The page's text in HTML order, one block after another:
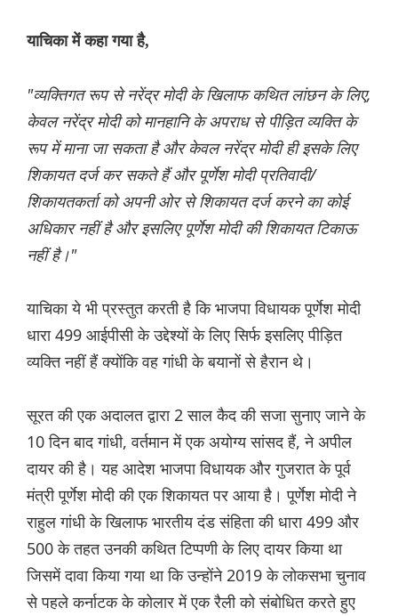
याचिका में कहा गया है,
"व्यक्तिगत रूप से नरेंद्र मोदी के खिलाफ कथित लांछन के लिए,
केवल नरेंद्र मोदी को मानहानि के अपराध से पीड़ित व्यक्ति के
रूप में माना जा सकता है और केवल नरेंद्र मोदी ही इसके लिए
शिकायत दर्ज कर सकते हैं और पूर्णेश मोदी प्रतिवादी/
शिकायतकर्ता को अपनी ओर से शिकायत दर्ज करने का कोई
अधिकार नहीं है और इसलिए पूर्णेश मोदी की शिकायत टिकाऊ
नहीं है।"
याचिका ये भी प्रस्तुत करती है कि भाजपा विधायक पूर्णेश मोदी
धारा 499 आईपीसी के उद्देश्यों के लिए सिर्फ इसलिए पीड़ित
व्यक्ति नहीं हैं क्योंकि वह गांधी के बयानों से हैरान थे।
सूरत की एक अदालत द्वारा 2 साल कैद की सजा सुनाए जाने के
10 दिन बाद गांधी, वर्तमान में एक अयोग्य सांसद हैं, ने अपील
दायर की है। यह आदेश भाजपा विधायक और गुजरात के पूर्व
मंत्री पूर्णेश मोदी की एक शिकायत पर आया है। पूर्णेश मोदी ने
राहुल गांधी के खिलाफ भारतीय दंड संहिता की धारा 499 और
500 के तहत उनकी कथित टिप्पणी के लिए दायर किया था
जिसमें दावा किया गया था कि उन्होंने 2019 के लोकसभा चुनाव
से पहले कर्नाटक के कोलार में एक रैली को संबोधित करते हुए